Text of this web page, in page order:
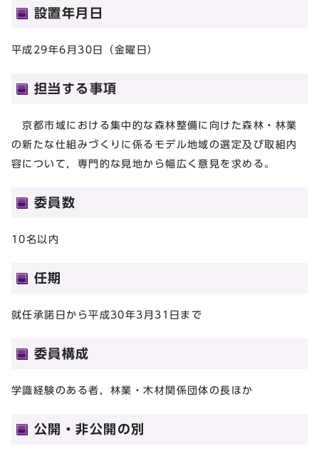
設置年月日
平成29年6月30日（金曜日）
担当する事項
京都市域における集中的な森林整備に向けた森林・林業
の新たな仕組みづくりに係るモデル地域の選定及び取組内
容について，専門的な見地から幅広く意見を求める。
委員数
10名以内
任期
就任承諾日から平成30年3月31日まで
委員構成
学識経験のある者，林業・木材関係団体の長ほか
公開・非公開の別